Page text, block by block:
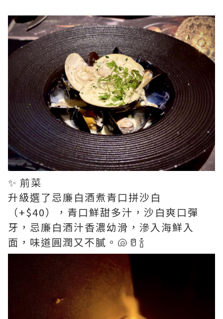
✨ 前菜
升級選了忌廉白酒煮青口拼沙白
（+$40），青口鮮甜多汁，沙白爽口彈
牙，忌廉白酒汁香濃幼滑，滲入海鮮入
面，味道圓潤又不膩。🐚🥛🍾